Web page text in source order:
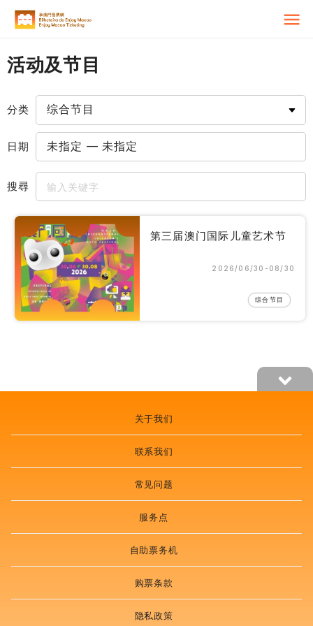
活动及节目
分类
日期
搜尋
第三届澳门国际儿童艺术节
2026/06/30-08/30
综合节目
关于我们
联系我们
常见问题
服务点
自助票务机
购票条款
隐私政策